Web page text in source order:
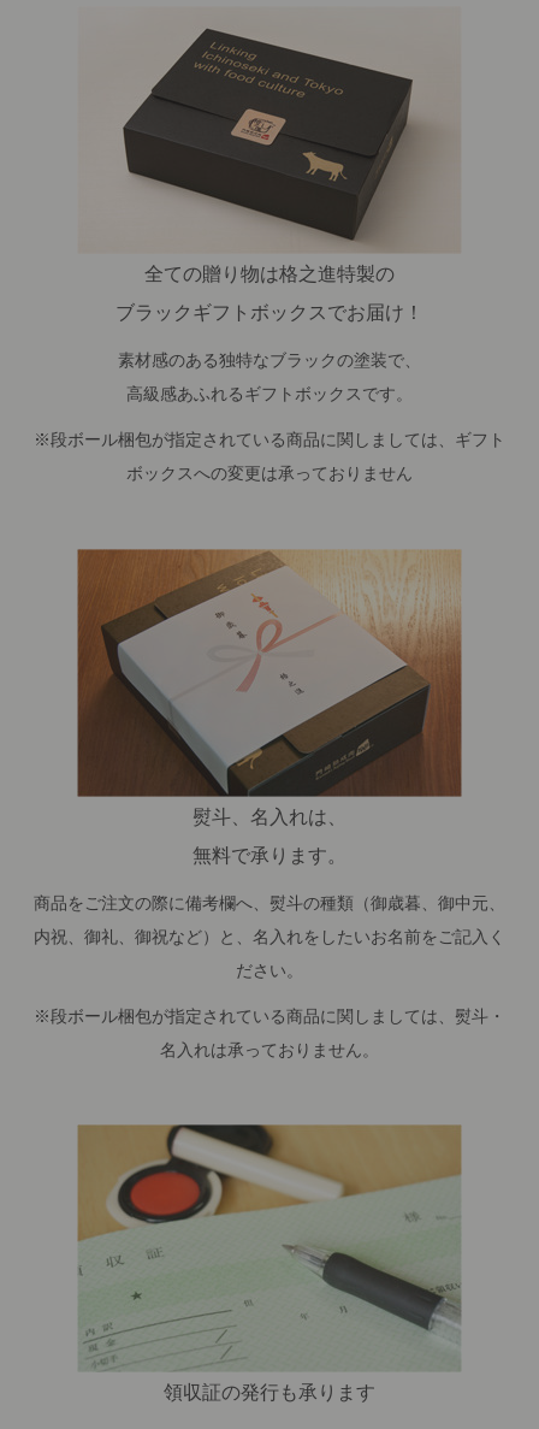
全ての贈り物は格之進特製の
ブラックギフトボックスでお届け！
素材感のある独特なブラックの塗装で、
高級感あふれるギフトボックスです。
※段ボール梱包が指定されている商品に関しましては、ギフト
ボックスへの変更は承っておりません
熨斗、名入れは、
無料で承ります。
商品をご注文の際に備考欄へ、熨斗の種類（御歳暮、御中元、
内祝、御礼、御祝など）と、名入れをしたいお名前をご記入く
ださい。
※段ボール梱包が指定されている商品に関しましては、熨斗・
名入れは承っておりません。
領収証の発行も承ります